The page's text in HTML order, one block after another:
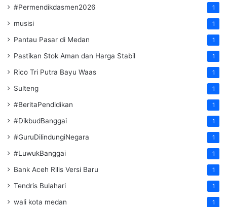
#Permendikdasmen2026 1
musisi 1
Pantau Pasar di Medan 1
Pastikan Stok Aman dan Harga Stabil 1
Rico Tri Putra Bayu Waas 1
Sulteng 1
#BeritaPendidikan 1
#DikbudBanggai 1
#GuruDilindungiNegara 1
#LuwukBanggai 1
Bank Aceh Rilis Versi Baru 1
Tendris Bulahari 1
wali kota medan 1